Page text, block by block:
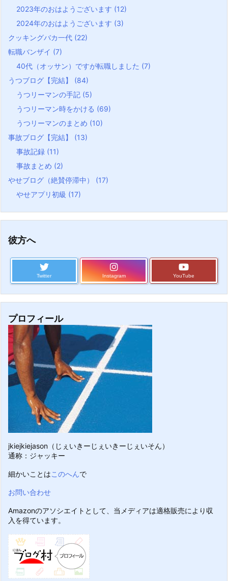
2023年のおはようございます (12)
2024年のおはようございます (3)
クッキングバカ一代 (22)
転職バンザイ (7)
40代（オッサン）ですが転職しました (7)
うつブログ【完結】 (84)
うつリーマンの手記 (5)
うつリーマン時をかける (69)
うつリーマンのまとめ (10)
事故ブログ【完結】 (13)
事故記録 (11)
事故まとめ (2)
やせブログ（絶賛停滞中） (17)
やせアプリ初級 (17)
彼方へ
Twitter Instagram YouTube
プロフィール
jkiejkiejason（じぇいきーじぇいきーじぇいそん）
通称：ジャッキー
細かいことはこのへんで
お問い合わせ
Amazonのアソシエイトとして、当メディアは適格販売により収
入を得ています。